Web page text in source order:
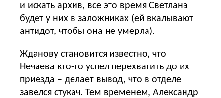
и искать архив, все это время Светлана
будет у них в заложниках (ей вкалывают
антидот, чтобы она не умерла).
Жданову становится известно, что
Нечаева кто-то успел перехватить до их
приезда – делает вывод, что в отделе
завелся стукач. Тем временем, Александр